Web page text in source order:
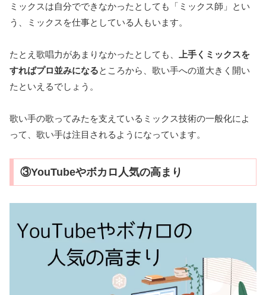
ミックスは自分でできなかったとしても「ミックス師」とい
う、ミックスを仕事としている人もいます。
たとえ歌唱力があまりなかったとしても、 上手くミックスを
すればプロ並みになるところから、歌い手への道大きく開い
たといえるでしょう。
歌い手の歌ってみたを支えているミックス技術の一般化によ
って、歌い手は注目されるようになっています。
③YouTubeやボカロ人気の高まり